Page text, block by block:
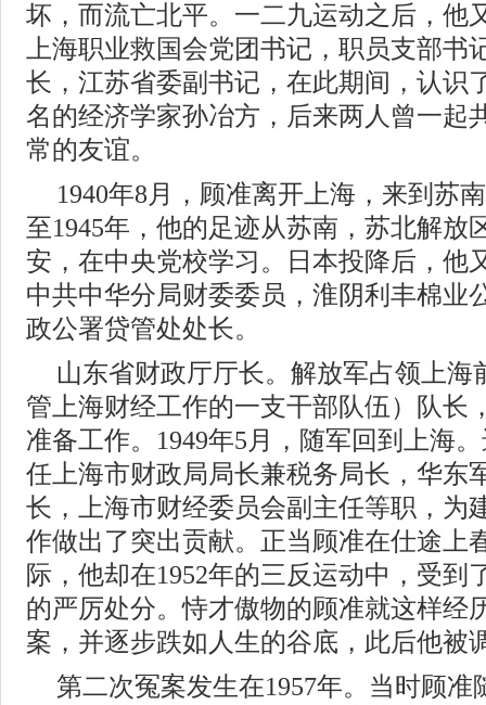
坏，而流亡北平。一二九运动之后，他
上海职业救国会党团书记，职员支部书
长，江苏省委副书记，在此期间，认识
名的经济学家孙冶方，后来两人曾一起
常的友谊。
1940年8月，顾准离开上海，来到苏
至1945年，他的足迹从苏南，苏北解放
安，在中央党校学习。日本投降后，他
中共中华分局财委委员，淮阴利丰棉业
政公署贷管处处长。
山东省财政厅厅长。解放军占领上海
管上海财经工作的一支干部队伍）队长
准备工作。1949年5月，随军回到上海
任上海市财政局局长兼税务局长，华东
长，上海市财经委员会副主任等职，为
作做出了突出贡献。正当顾准在仕途上
际，他却在1952年的三反运动中，受到
的严厉处分。恃才傲物的顾准就这样经
案，并逐步跌如人生的谷底，此后他被
第二次冤案发生在1957年。当时顾